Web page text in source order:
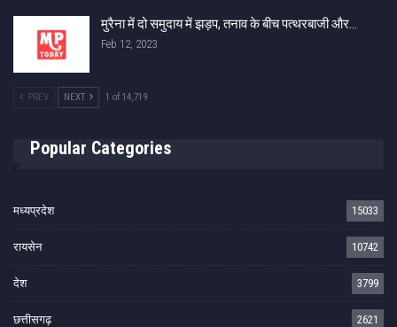
मुरैना में दो समुदाय में झड़प, तनाव के बीच पत्थरबाजी और…
Feb 12, 2023
PREV NEXT 1 of 14,719
Popular Categories
मध्यप्रदेश 15033
रायसेन 10742
देश 3799
छत्तीसगढ़ 2621